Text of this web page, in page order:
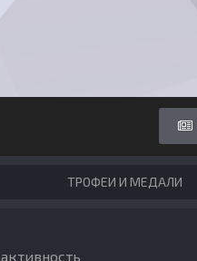
ТРОФЕИ И МЕДАЛИ